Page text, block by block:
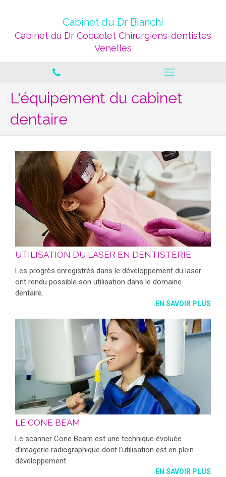
Cabinet du Dr Bianchi
Cabinet du Dr Coquelet Chirurgiens-dentistes
Venelles
L'équipement du cabinet
dentaire
UTILISATION DU LASER EN DENTISTERIE
Les progrès enregistrés dans le développement du laser
ont rendu possible son utilisation dans le domaine
dentaire.
EN SAVOIR PLUS
LE CONE BEAM
Le scanner Cone Beam est une technique évoluée
d’imagerie radiographique dont l’utilisation est en plein
développement.
EN SAVOIR PLUS